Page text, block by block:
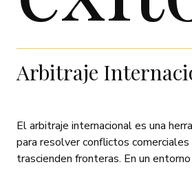
Arbitraje
El arbitraje internacional es una
para resolver conflictos
trascienden fronteras. En un